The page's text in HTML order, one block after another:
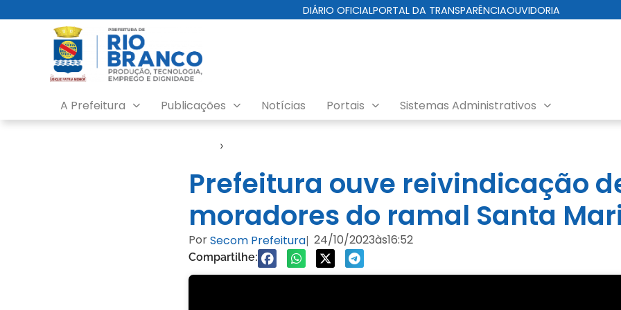
DIÁRIO OFICIALPORTAL DA TRANSPARÊNCIAOUVIDORIA
A Prefeitura Publicações Notícias Portais Sistemas Administrativos
›
Prefeitura ouve reivindicação
moradores do ramal Santa
PorSecom Prefeitura| 24/10/2023às16:52
Compartilhe: